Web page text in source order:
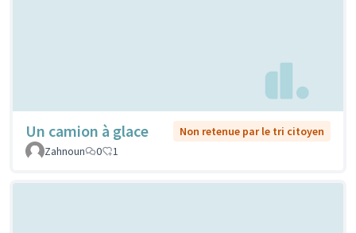
Un camion à glace
Non retenue par le tri citoyen
Zahnoun
0 1